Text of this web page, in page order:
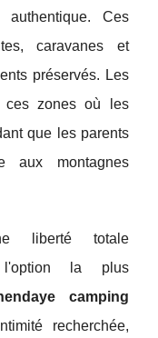
authentique. Ces
caravanes et
préservés. Les
ces zones où les
que les parents
aux montagnes
liberté totale
l'option la plus
camping
recherchée,